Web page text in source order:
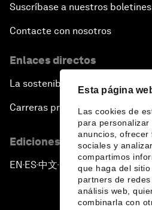
Esta página
Las cookies de
para
anuncios, ofrecer
sociales y
compartimos
que haga del
partners de
análisis web,
combinarla con
Suscríbase a nuestros boletines
Contacte con nosotros
Enlaces directos
La sostenibilidad en el Foro
Carreras profesionales
Ediciones en otros idiomas
EN ▪ES▪中文▪ 日本語